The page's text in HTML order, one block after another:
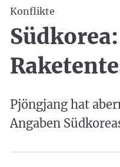
Konflikte
Pjöngjang hat
Angaben